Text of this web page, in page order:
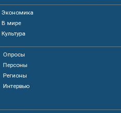
Экономика
В мире
Культура
Опросы
Персоны
Регионы
Интервью